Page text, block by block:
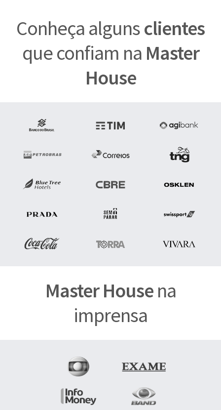
Conheça algunsclientes
que confiam na Master
House
Master Housena
imprensa